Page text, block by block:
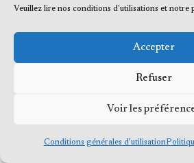
Veuillez lire nos conditions d'utilisations et notre
Accepter
Refuser
Voir les
Conditions générales d’utilisation